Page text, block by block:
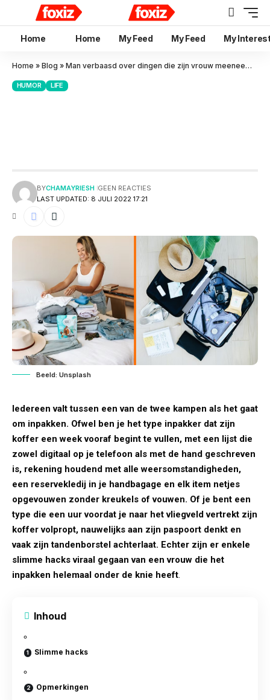
Home Home My Feed My Feed My
Home » Blog » Man verbaasd over dingen die zijn vrouw meeneemt op vakantie
HUMOR LIFE
LAST UPDATED: 8 JULI 2022 17:21
BYCHAMAYRIESH GEEN REACTIES
Beeld: Unsplash
Iedereen valt tussen een van de twee kampen als het gaat
om inpakken. Ofwel ben je het type inpakker dat zijn
koffer een week vooraf begint te vullen, met een lijst die
zowel digitaal op je telefoon als met de hand geschreven
is, rekening houdend met alle weersomstandigheden,
een reservekledij in je handbagage en elk item netjes
opgevouwen zonder kreukels of vouwen. Of je bent een
type die een uur voordat je naar het vliegveld vertrekt zijn
koffer volpropt, nauwelijks aan zijn paspoort denkt en
vaak zijn tandenborstel achterlaat. Echter zijn er enkele
slimme hacks viraal gegaan van een vrouw die het
inpakken helemaal onder de knie heeft
Inhoud
Slimme hacks
Opmerkingen